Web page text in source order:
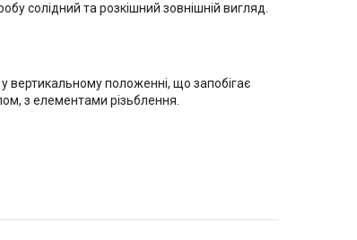
солідний та розкішний зовнішній вигляд.
вертикальному положенні, що запобігає
з елементами різьблення.